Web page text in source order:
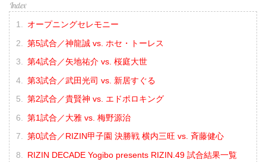
オープニングセレモニー
第5試合／神龍誠 vs. ホセ・トーレス
第4試合／矢地祐介 vs. 桜庭大世
第3試合／武田光司 vs. 新居すぐる
第2試合／貴賢神 vs. エドポロキング
第1試合／大雅 vs. 梅野源治
第0試合／RIZIN甲子園 決勝戦 横内三旺 vs. ⻫藤健心
RIZIN DECADE Yogibo presents RIZIN.49 試合結果一覧